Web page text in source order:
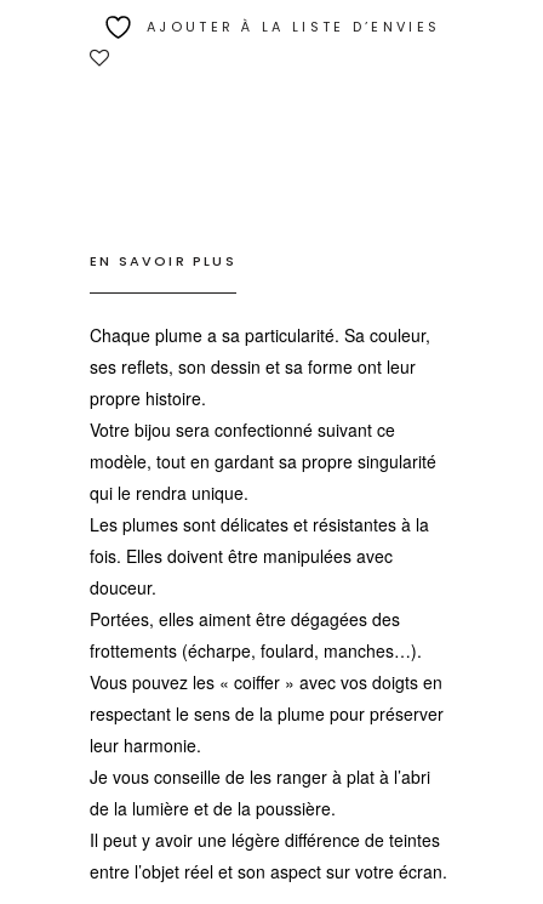
AJOUTER À LA LISTE D’ENVIES
EN SAVOIR PLUS
Chaque plume a sa particularité. Sa couleur,
ses reflets, son dessin et sa forme ont leur
propre histoire.
Votre bijou sera confectionné suivant ce
modèle, tout en gardant sa propre singularité
qui le rendra unique.
Les plumes sont délicates et résistantes à la
fois. Elles doivent être manipulées avec
douceur.
Portées, elles aiment être dégagées des
frottements (écharpe, foulard, manches…).
Vous pouvez les « coiffer » avec vos doigts en
respectant le sens de la plume pour préserver
leur harmonie.
Je vous conseille de les ranger à plat à l’abri
de la lumière et de la poussière.
Il peut y avoir une légère différence de teintes
entre l’objet réel et son aspect sur votre écran.